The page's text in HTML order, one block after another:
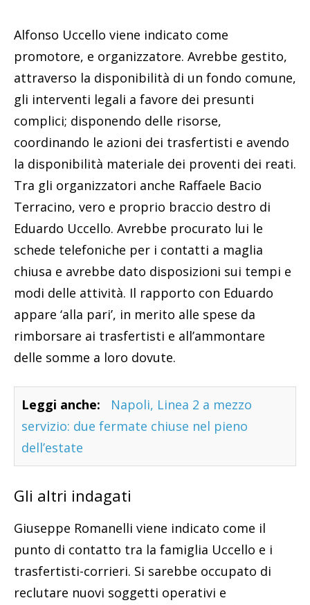
Alfonso Uccello viene indicato come
promotore, e organizzatore. Avrebbe gestito,
attraverso la disponibilità di un fondo comune,
gli interventi legali a favore dei presunti
complici; disponendo delle risorse,
coordinando le azioni dei trasfertisti e avendo
la disponibilità materiale dei proventi dei reati.
Tra gli organizzatori anche Raffaele Bacio
Terracino, vero e proprio braccio destro di
Eduardo Uccello. Avrebbe procurato lui le
schede telefoniche per i contatti a maglia
chiusa e avrebbe dato disposizioni sui tempi e
modi delle attività. Il rapporto con Eduardo
appare ‘alla pari’, in merito alle spese da
rimborsare ai trasfertisti e all’ammontare
delle somme a loro dovute.
Leggi anche:
Napoli, Linea 2 a mezzo
servizio: due fermate chiuse nel pieno
dell’estate
Gli altri indagati
Giuseppe Romanelli viene indicato come il
punto di contatto tra la famiglia Uccello e i
trasfertisti-corrieri. Si sarebbe occupato di
reclutare nuovi soggetti operativi e